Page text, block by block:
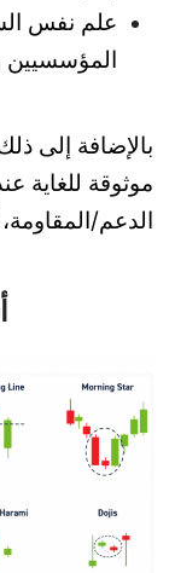
علم نفس
المؤسسيين
بالإضافة إلى
موثوقة للغاية
الدعم/